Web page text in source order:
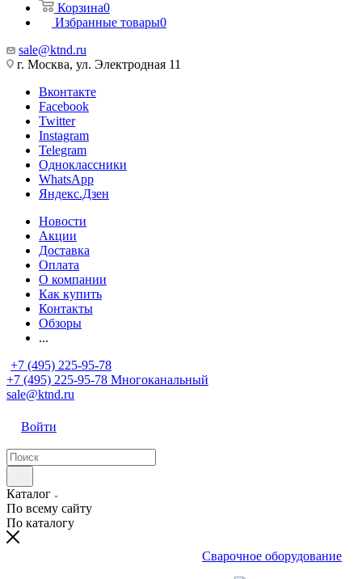
Корзина0
Избранные товары0
sale@ktnd.ru
г. Москва, ул. Электродная 11
Вконтакте
Facebook
Twitter
Instagram
Telegram
Одноклассники
WhatsApp
Яндекс.Дзен
Новости
Акции
Доставка
Оплата
О компании
Как купить
Контакты
Обзоры
...
+7 (495) 225-95-78
+7 (495) 225-95-78 Многоканальный
sale@ktnd.ru
Войти
Каталог
По всему сайту
По каталогу
Сварочное оборудование